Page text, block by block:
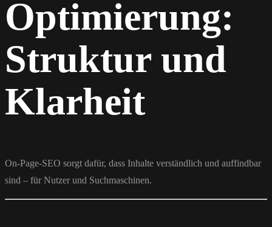
Optimierung:
Struktur und
Klarheit
On-Page-SEO sorgt dafür, dass Inhalte verständlich und auffindbar
sind – für Nutzer und Suchmaschinen.